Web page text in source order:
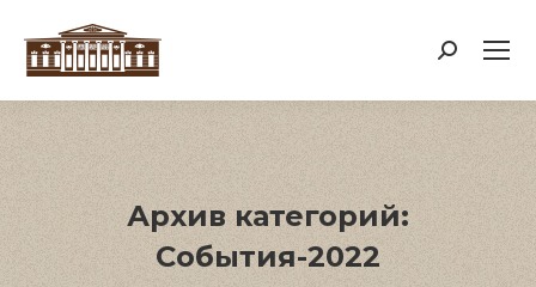
Поиск:
Архив категорий:
События-2022